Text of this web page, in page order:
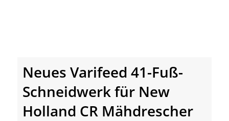
Neues Varifeed 41-Fuß-
Schneidwerk für New
Holland CR Mähdrescher